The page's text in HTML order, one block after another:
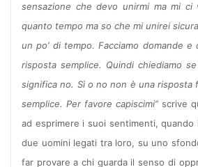
sensazione che devo unirmi ma mi ci
quanto tempo ma so che mi unirei
un po’ di tempo. Facciamo domande e
risposta semplice. Quindi chiediamo
significa no. Sì o no non è una risposta
semplice. Per favore capiscimi” scrive
ad esprimere i suoi sentimenti, quando
due uomini legati tra loro, su uno
far provare a chi guarda il senso di